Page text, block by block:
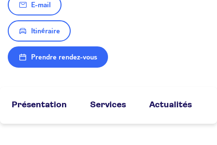
E-mail
Itinéraire
Prendre rendez-vous
Présentation Services Actualités